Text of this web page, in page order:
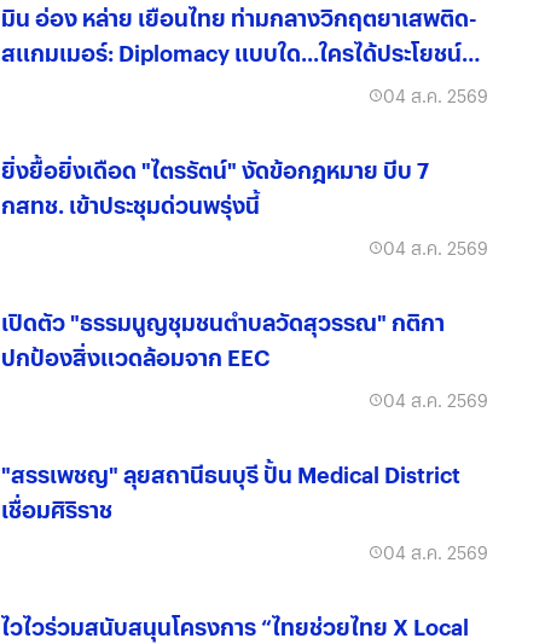
มิน อ่อง หล่าย เยือนไทย ท่ามกลางวิกฤตยาเสพติด-
สแกมเมอร์: Diplomacy แบบใด...ใครได้ประโยชน์
04 ส.ค. 2569
ยิ่งยื้อยิ่งเดือด "ไตรรัตน์" งัดข้อกฎหมาย บีบ 7
กสทช. เข้าประชุมด่วนพรุ่งนี้
04 ส.ค. 2569
เปิดตัว "ธรรมนูญชุมชนตำบลวัดสุวรรณ" กติกา
ปกป้องสิ่งแวดล้อมจาก EEC
04 ส.ค. 2569
"สรรเพชญ" ลุยสถานีธนบุรี ปั้น Medical District
เชื่อมศิริราช
04 ส.ค. 2569
ไวไวร่วมสนับสนุนโครงการ “ไทยช่วยไทย X Local